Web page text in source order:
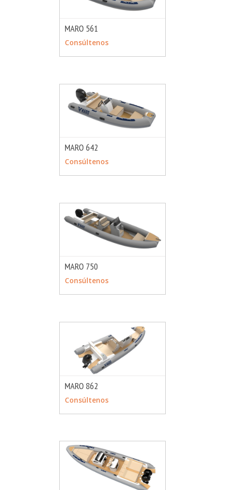
CONSULTAR
MARO 561
Consúltenos
CONSULTAR
MARO 642
Consúltenos
CONSULTAR
MARO 750
Consúltenos
MARO 862
Consúltenos